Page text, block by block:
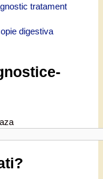
tratament
digestiva